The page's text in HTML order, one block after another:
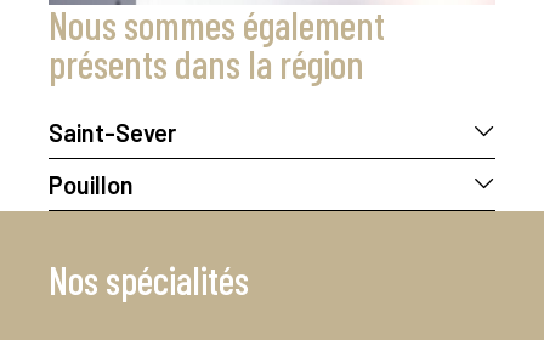
Nous sommes également
présents dans la région
Saint-Sever
Sonance Audition
6 Place du Cap de Pouy
05 82 84 36 28
Contactez-nous par mail
Pouillon
31 Boulevard des Sports
40350 Pouillon
Nos spécialités